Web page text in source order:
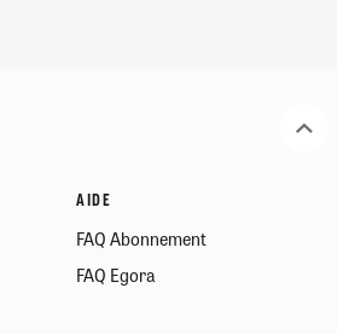
AIDE
FAQ Abonnement
FAQ Egora